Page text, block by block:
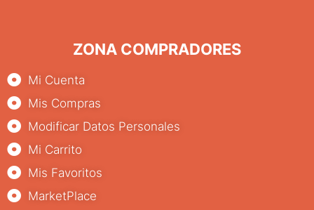
ZONA COMPRADORES
Mi Cuenta
Mis Compras
Modificar Datos Personales
Mi Carrito
Mis Favoritos
MarketPlace